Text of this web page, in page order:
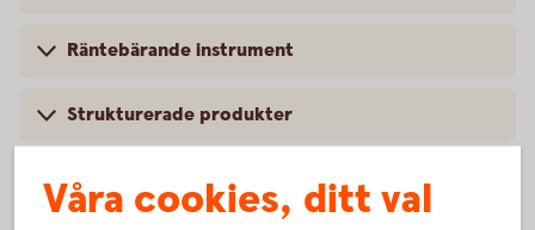
Räntebärande instrument
Strukturerade produkter
Derivatinstrument
Våra cookies, ditt val